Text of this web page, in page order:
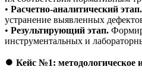
• Расчетно-аналитический этап.
устранение выявленных
• Результирующий этап.
инструментальных и
⏺️ Кейс №1: методологическое